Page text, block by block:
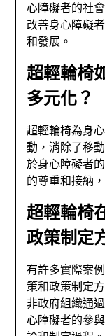
心障礙者的社
改善身心障礙
和發展。
超輕輪椅
多元化？
超輕輪椅為身
動，消除了移
於身心障礙者
的尊重和接納
超輕輪椅
政策制定
有許多實際案
策和政策制定
非政府組織通
心障礙者的參